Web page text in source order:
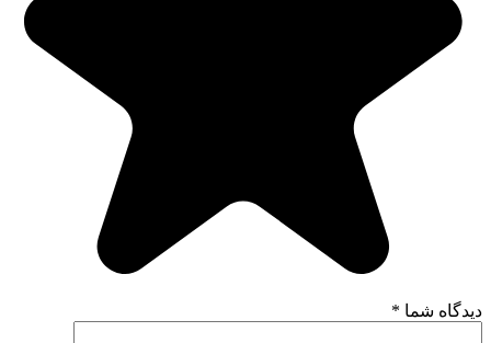
دیدگاه شما *